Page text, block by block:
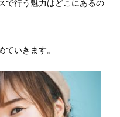
で行う魅力はどこにあるの
いきます。